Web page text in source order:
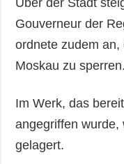
Gouverneur der
ordnete zudem
Moskau zu sperren.
Im Werk, das
angegriffen wurde,
gelagert.